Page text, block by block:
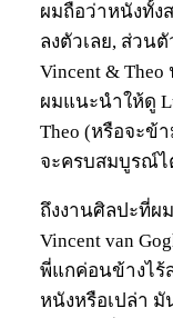
ผมถือว่าหนังทั้ง
ลงตัวเลย, ส่วนตั
Vincent &
ผมแนะนำให้ดู
Theo (หรือจะข้
จะครบสมบูรณ์
ถึงงานศิลปะที่ผ
Vincent van
พี่แกค่อนข้างไร้
หนังหรือเปล่า